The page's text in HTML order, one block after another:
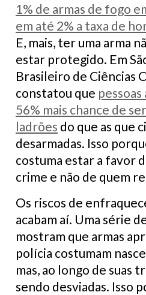
1% de armas de fogo
em até 2% a taxa de
E, mais, ter uma arma
estar protegido. Em
Brasileiro de Ciências
constatou que
56% mais chance de
ladrões do que as que
desarmadas. Isso
costuma estar a favor
crime e não de quem
Os riscos de
acabam aí. Uma série
mostram que armas
polícia costumam
mas, ao longo de suas
sendo desviadas. Isso